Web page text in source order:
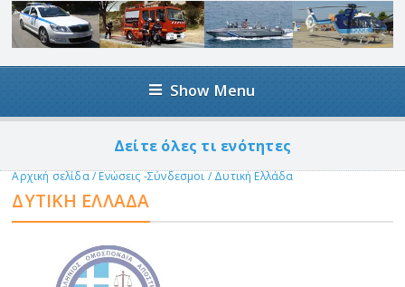
Show Menu
Δείτε όλες τι ενότητες
Αρχική σελίδα/Ενώσεις -Σύνδεσμοι /Δυτική Ελλάδα
ΔΥΤΙΚΉ ΕΛΛΆΔΑ